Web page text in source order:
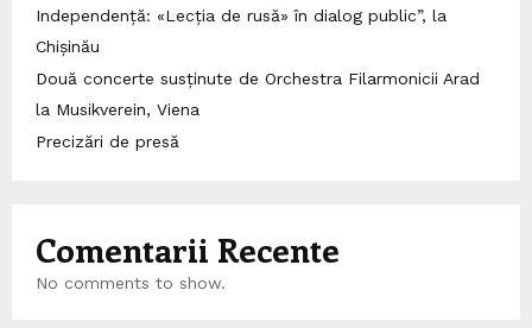
Independență: «Lecția de rusă» în dialog public”, la
Chișinău
Două concerte susținute de Orchestra Filarmonicii Arad
la Musikverein, Viena
Precizări de presă
Comentarii Recente
No comments to show.